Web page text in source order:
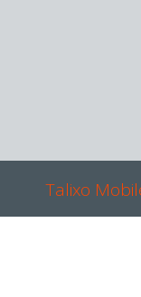
Talixo